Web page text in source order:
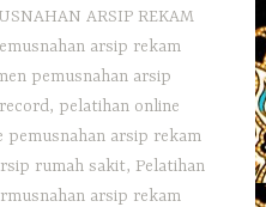
ARSIP REKAM
arsip rekam
pemusnahan arsip
, pelatihan online
pemusnahan arsip rekam
rumah sakit, Pelatihan
arsip rekam